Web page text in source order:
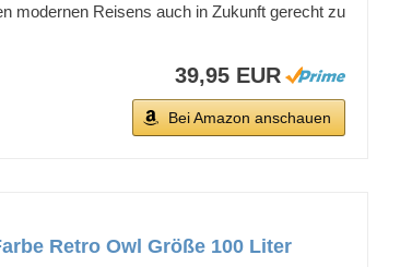
modernen Reisens auch in Zukunft gerecht zu
39,95 EUR
Bei Amazon anschauen
Retro Owl Größe 100 Liter